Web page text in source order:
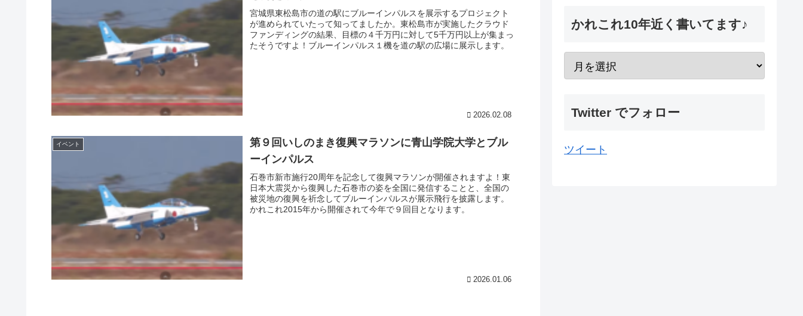
宮城県東松島市の道の駅にブルーインパルスを展示するプロジェクト
が進められていたって知ってましたか。東松島市が実施したクラウド
ファンディングの結果、目標の４千万円に対して5千万円以上が集まっ
たそうですよ！ブルーインパルス１機を道の駅の広場に展示します。
2026.02.08
イベント
第９回いしのまき復興マラソンに青山学院大学とブル
ーインパルス
石巻市新市施行20周年を記念して復興マラソンが開催されますよ！東
日本大震災から復興した石巻市の姿を全国に発信することと、全国の
被災地の復興を祈念してブルーインパルスが展示飛行を披露します。
かれこれ2015年から開催されて今年で９回目となります。
2026.01.06
かれこれ10年近く書いてます♪
Twitter でフォロー
ツイート